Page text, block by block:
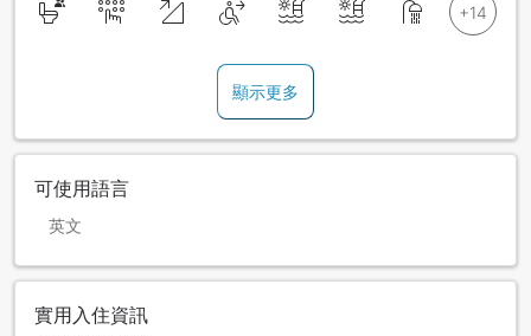
顯示更多
可使用語言
英文
實用入住資訊